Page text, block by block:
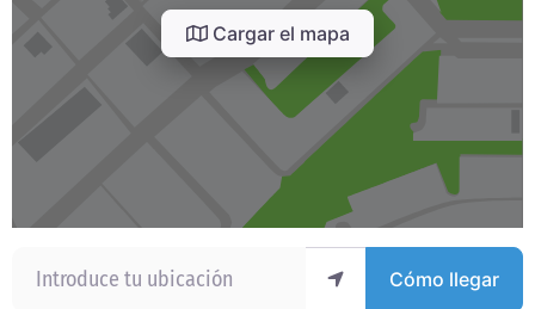
Cargar el mapa
Cómo llegar